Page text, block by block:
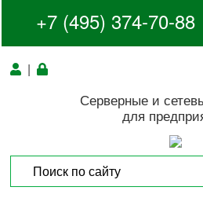
+7 (495) 374-70-88
|
Серверные и
для